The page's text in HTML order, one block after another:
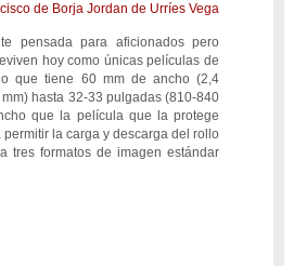
de Borja Jordan de Urríes Vega
pensada para aficionados pero
hoy como únicas películas de
que tiene 60 mm de ancho (2,4
hasta 32-33 pulgadas (810-840
que la película que la protege
la carga y descarga del rollo
tres formatos de imagen estándar